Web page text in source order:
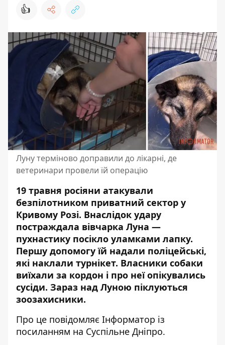
👍
Луну терміново доправили до лікарні, де
ветеринари провели їй операцію
19 травня росіяни атакували
безпілотником приватний сектор у
Кривому Розі. Внаслідок удару
постраждала вівчарка Луна —
пухнастику посікло уламками лапку.
Першу допомогу їй надали поліцейські,
які наклали турнікет. Власники собаки
виїхали за кордон і про неї опікувались
сусіди. Зараз над Луною піклуються
зоозахисники.
Про це повідомляє Інформатор із
посиланням на Суспільне Дніпро.